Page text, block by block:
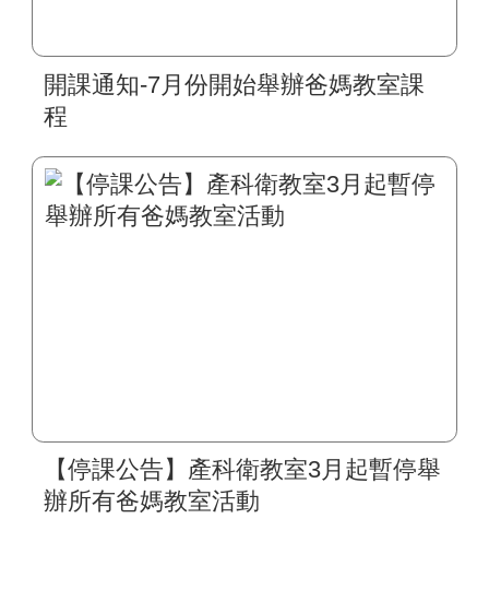
開課通知-7月份開始舉辦爸媽教室課
程
【停課公告】產科衛教室3月起暫停舉
辦所有爸媽教室活動